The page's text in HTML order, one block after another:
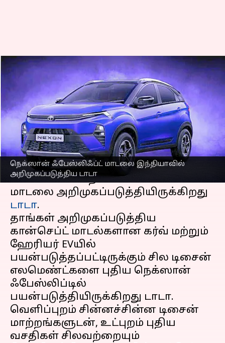
நெக்ஸான் ஃபேஸ்லிஃப்ட் மாடலை இந்தியாவில்
அறிமுகப்படுத்திய டாடா
நெக்ஸான் ஃபேஸ்லிஃப்ட்
மாடலை இந்தியாவில்
அறிமுகப்படுத்திய டாடா
எழுதியவர் Prasanna Venkatesh Sep 02, 2023 02:36 pm
செய்தி முன்னோட்டம்
இந்தியாவிற்கான அப்டேட்
செய்யப்பட்ட நெக்ஸான்ஃபேஸ்லிஃப்ட்
மாடலை அறிமுகப்படுத்தியிருக்கிறது
டாடா.
தாங்கள் அறிமுகப்படுத்திய
கான்செப்ட் மாடல்களான கர்வ் மற்றும்
ஹேரியர் EVயில்
பயன்படுத்தப்பட்டிருக்கும் சில டிசைன்
எலமெண்ட்களை புதிய நெக்ஸான்
ஃபேஸ்லிப்டில்
பயன்படுத்தியிருக்கிறது டாடா.
வெளிப்புறம் சின்னச்சின்ன டிசைன்
மாற்றங்களுடன், உட்புறம் புதிய
வசதிகள் சிலவற்றையும்